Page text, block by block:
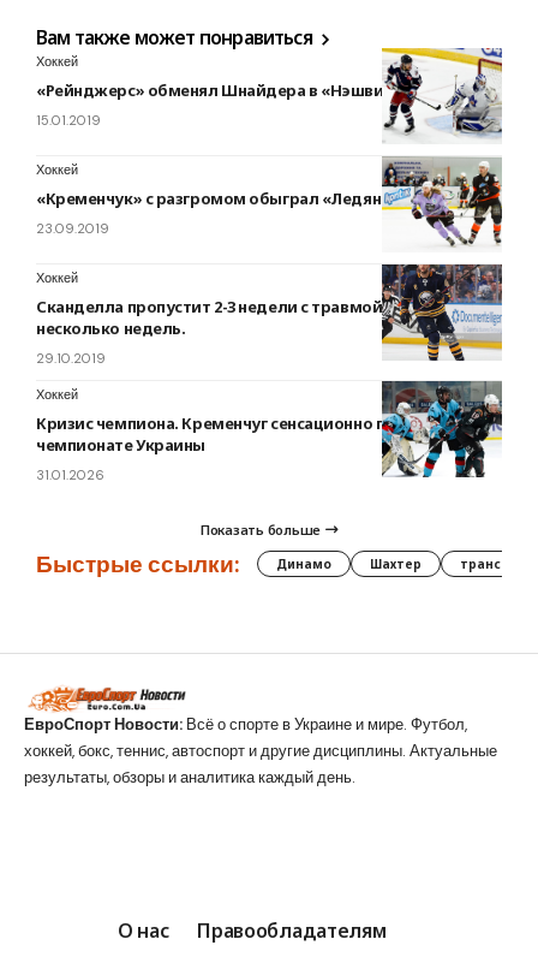
Вам также может понравиться
Хоккей
«Рейнджерс» обменял Шнайдера в «Нэшвилл» на Брикли
15.01.2019
Хоккей
«Кременчук» с разгромом обыграл «Ледяных Волков»
23.09.2019
Хоккей
Сканделла пропустит 2-3 недели с травмой,Веси —
несколько недель.
29.10.2019
Хоккей
Кризис чемпиона. Кременчуг сенсационно проиграл в
чемпионате Украины
31.01.2026
Показать больше
Быстрые ссылки: Динамо Шахтер трансферы
ЕвроСпорт Новости: Всё о спорте в Украине и мире. Футбол,
хоккей, бокс, теннис, автоспорт и другие дисциплины. Актуальные
результаты, обзоры и аналитика каждый день.
О нас Правообладателям